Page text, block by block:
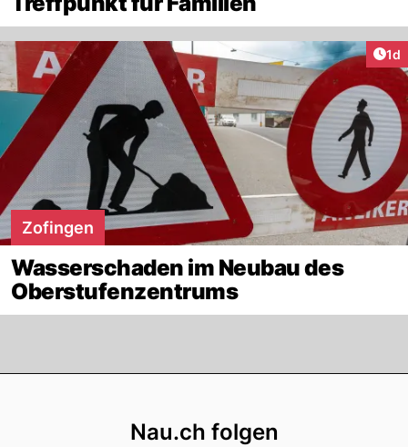
1d
Zofingen
Wasserschaden im Neubau des
Oberstufenzentrums
Nau.ch folgen